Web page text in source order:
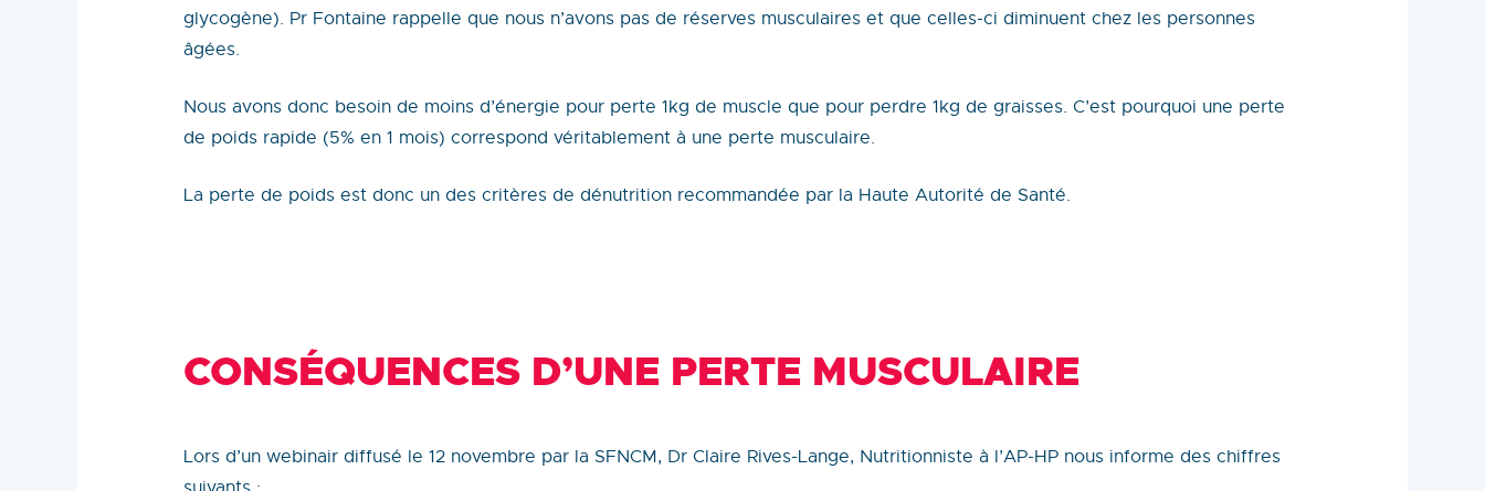
glycogène). Pr Fontaine rappelle que nous n’avons pas de réserves musculaires et que celles-ci diminuent chez les personnes
âgées.
Nous avons donc besoin de moins d’énergie pour perte 1kg de muscle que pour perdre 1kg de graisses. C’est pourquoi une perte
de poids rapide (5% en 1 mois) correspond véritablement à une perte musculaire.
La perte de poids est donc un des critères de dénutrition recommandée par la Haute Autorité de Santé.
CONSÉQUENCES D’UNE PERTE MUSCULAIRE
Lors d’un webinair diffusé le 12 novembre par la SFNCM, Dr Claire Rives-Lange, Nutritionniste à l’AP-HP nous informe des chiffres